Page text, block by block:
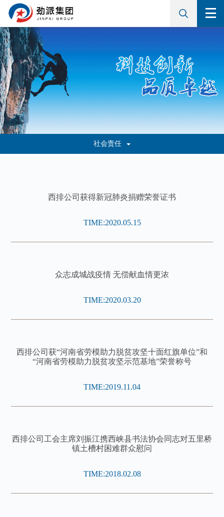
社会责任
西排公司获得新冠肺炎捐赠荣誉证书
TIME:2020.05.15
众志成城战疫情 无偿献血情更浓
TIME:2020.03.20
西排公司获“河南省劳模助力脱贫攻坚十面红旗单位”和
“河南省劳模助力脱贫攻坚示范基地”荣誉称号
TIME:2019.11.04
西排公司工会主席刘振江携西峡县书法协会同志对五里桥
镇土槽村困难群众慰问
TIME:2018.02.08